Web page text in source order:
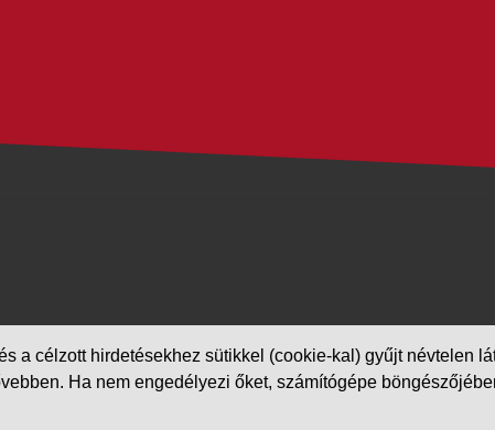
a célzott hirdetésekhez sütikkel (cookie-kal) gyűjt névtelen
Ha nem engedélyezi őket, számítógépe